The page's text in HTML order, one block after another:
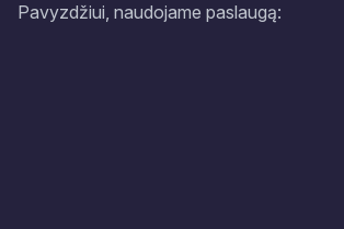
Pavyzdžiui, naudojame paslaugą: